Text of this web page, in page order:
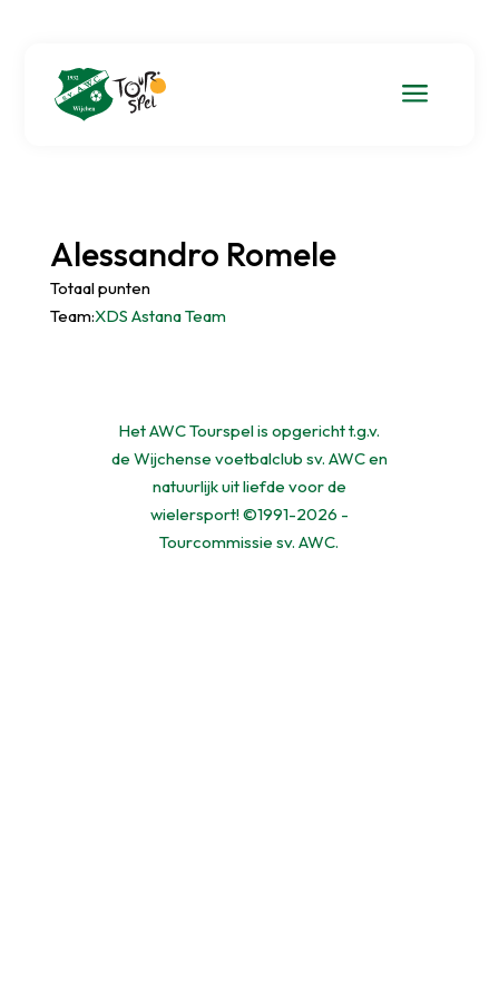
a
Alessandro Romele
Totaal punten
Team:XDS Astana Team
Het AWC Tourspel is opgericht t.g.v.
de Wijchense voetbalclub sv. AWC en
natuurlijk uit liefde voor de
wielersport! ©1991-2026 -
Tourcommissie sv. AWC.